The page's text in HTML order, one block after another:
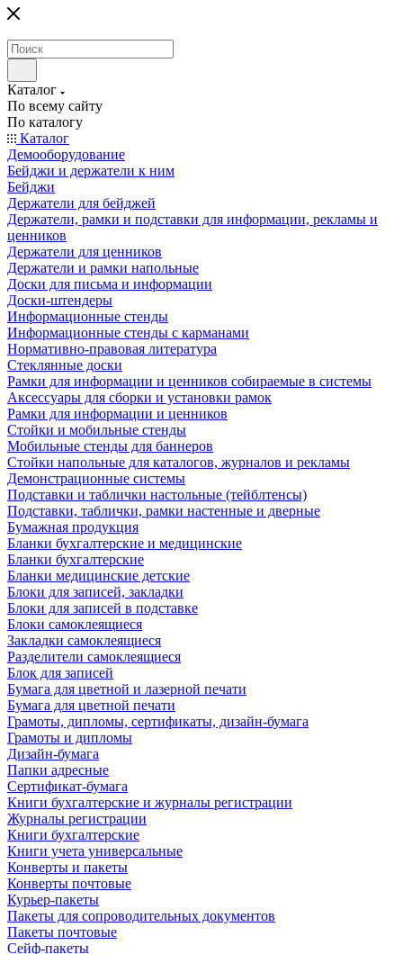
Каталог
По всему сайту
По каталогу
Каталог
Демооборудование
Бейджи и держатели к ним
Бейджи
Держатели для бейджей
Держатели, рамки и подставки для информации, рекламы и
ценников
Держатели для ценников
Держатели и рамки напольные
Доски для письма и информации
Доски-штендеры
Информационные стенды
Информационные стенды с карманами
Нормативно-правовая литература
Стеклянные доски
Рамки для информации и ценников собираемые в системы
Аксессуары для сборки и установки рамок
Рамки для информации и ценников
Стойки и мобильные стенды
Мобильные стенды для баннеров
Стойки напольные для каталогов, журналов и рекламы
Демонстрационные системы
Подставки и таблички настольные (тейблтенсы)
Подставки, таблички, рамки настенные и дверные
Бумажная продукция
Бланки бухгалтерские и медицинские
Бланки бухгалтерские
Бланки медицинские детские
Блоки для записей, закладки
Блоки для записей в подставке
Блоки самоклеящиеся
Закладки самоклеящиеся
Разделители самоклеящиеся
Блок для записей
Бумага для цветной и лазерной печати
Бумага для цветной печати
Грамоты, дипломы, сертификаты, дизайн-бумага
Грамоты и дипломы
Дизайн-бумага
Папки адресные
Сертификат-бумага
Книги бухгалтерские и журналы регистрации
Журналы регистрации
Книги бухгалтерские
Книги учета универсальные
Конверты и пакеты
Конверты почтовые
Курьер-пакеты
Пакеты для сопроводительных документов
Пакеты почтовые
Сейф-пакеты